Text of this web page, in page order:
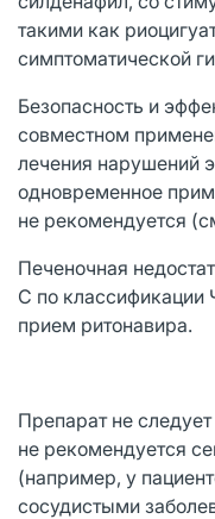
такими как
симптоматической
Безопасность и
совместном
лечения нарушений
одновременное
не рекомендуется
Печеночная
С по
прием ритонавира.
Препарат не
не рекомендуется
(например, у
сосудистыми